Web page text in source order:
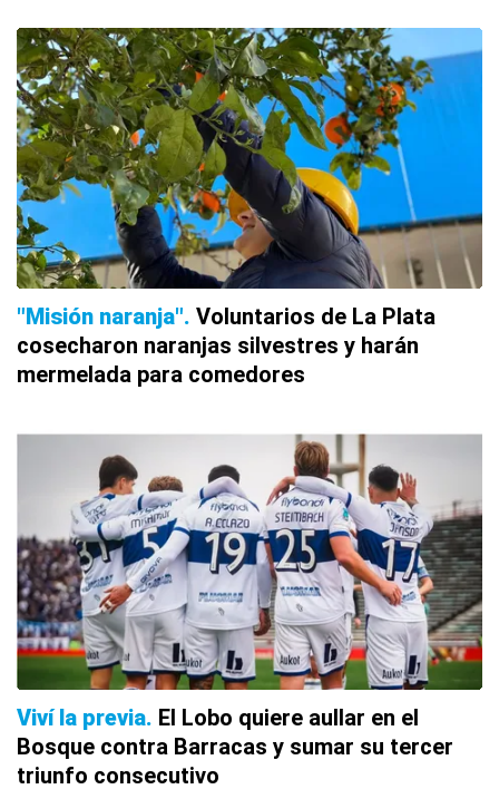
"Misión naranja" Voluntarios de La Plata
cosecharon naranjas silvestres y harán
mermelada para comedores
Viví la previa El Lobo quiere aullar en el
Bosque contra Barracas y sumar su tercer
triunfo consecutivo